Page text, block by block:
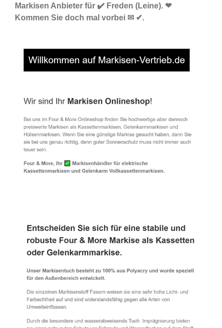
Markisen Anbieter für ✔️ Freden (Leine). ❤
Kommen Sie doch mal vorbei ✉ ✔.